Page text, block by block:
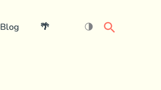
Blog 🌴 🌗 Search